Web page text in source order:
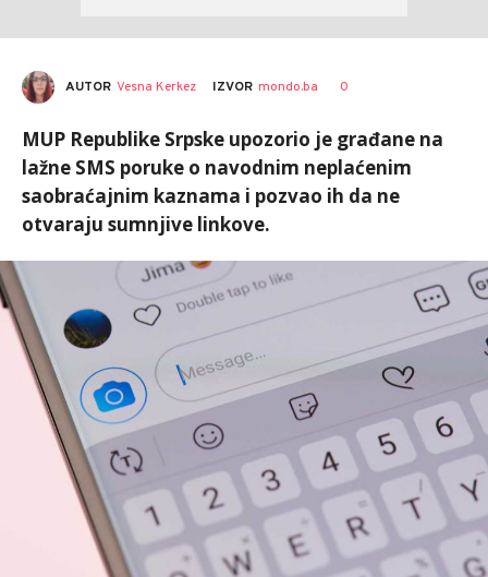
AUTOR Vesna Kerkez IZVOR mondo.ba 0
MUP Republike Srpske upozorio je građane na
lažne SMS poruke o navodnim neplaćenim
saobraćajnim kaznama i pozvao ih da ne
otvaraju sumnjive linkove.